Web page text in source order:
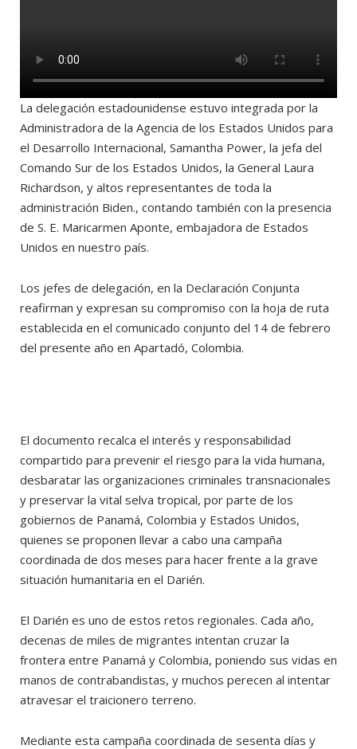
La delegación estadounidense estuvo integrada por la
Administradora de la Agencia de los Estados Unidos para
el Desarrollo Internacional, Samantha Power, la jefa del
Comando Sur de los Estados Unidos, la General Laura
Richardson, y altos representantes de toda la
administración Biden., contando también con la presencia
de S. E. Maricarmen Aponte, embajadora de Estados
Unidos en nuestro país.
Los jefes de delegación, en la Declaración Conjunta
reafirman y expresan su compromiso con la hoja de ruta
establecida en el comunicado conjunto del 14 de febrero
del presente año en Apartadó, Colombia.
El documento recalca el interés y responsabilidad
compartido para prevenir el riesgo para la vida humana,
desbaratar las organizaciones criminales transnacionales
y preservar la vital selva tropical, por parte de los
gobiernos de Panamá, Colombia y Estados Unidos,
quienes se proponen llevar a cabo una campaña
coordinada de dos meses para hacer frente a la grave
situación humanitaria en el Darién.
El Darién es uno de estos retos regionales. Cada año,
decenas de miles de migrantes intentan cruzar la
frontera entre Panamá y Colombia, poniendo sus vidas en
manos de contrabandistas, y muchos perecen al intentar
atravesar el traicionero terreno.
Mediante esta campaña coordinada de sesenta días y